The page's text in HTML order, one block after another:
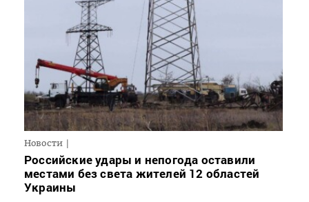
Новости
Российские удары и непогода оставили
местами без света жителей 12 областей
Украины